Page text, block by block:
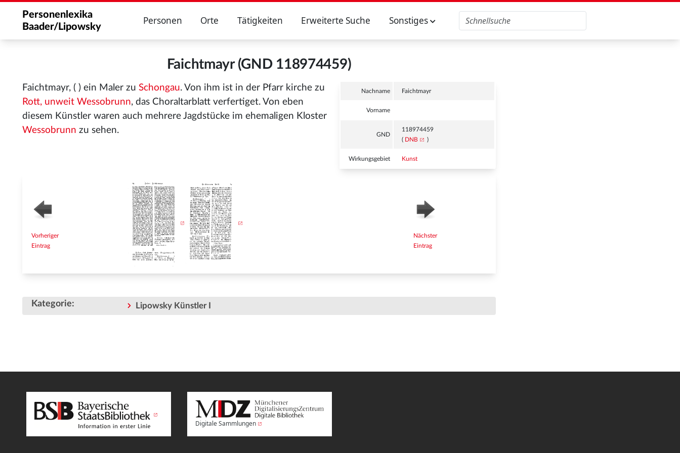
Personenlexika
Baader/Lipowsky
Personen Orte Tätigkeiten Erweiterte Suche Sonstiges
Faichtmayr (GND 118974459)
Nachname Faichtmayr
Vorname
GND
118974459
( DNB )
Wirkungsgebiet Kunst
Faichtmayr, ( ) ein Maler zu Schongau. Von ihm ist in der Pfarr kirche zu
Rott, unweit Wessobrunn, das Choraltarblatt verfertiget. Von eben
diesem Künstler waren auch mehrere Jagdstücke im ehemaligen Kloster
Wessobrunn zu sehen.
Vorheriger
Eintrag
Nächster
Eintrag
Kategorie: Lipowsky Künstler I
Digitale Sammlungen